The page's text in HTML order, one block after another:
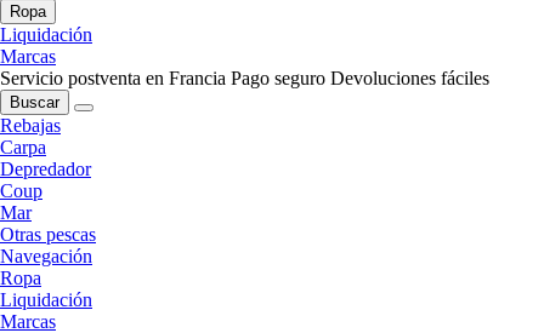
Ropa
Liquidación
Marcas
Servicio postventa en Francia Pago seguro Devoluciones fáciles
Buscar
Rebajas
Carpa
Depredador
Coup
Mar
Otras pescas
Navegación
Ropa
Liquidación
Marcas